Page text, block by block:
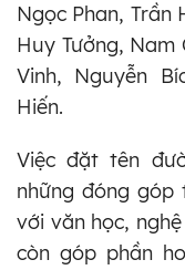
Ngọc Phan, Trần
Huy Tưởng, Nam
Vinh, Nguyễn
Hiến.
Việc đặt tên
những đóng góp
với văn học,
còn góp phần